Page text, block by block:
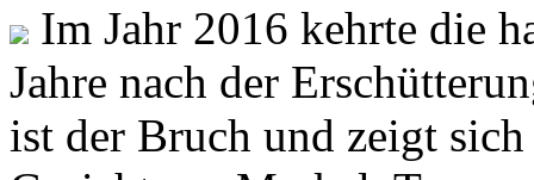
Im Jahr 2016 kehrte die
Jahre nach der
ist der Bruch und zeigt